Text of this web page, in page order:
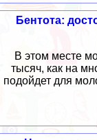
Бентота:
В этом месте
тысяч, как на
подойдет для